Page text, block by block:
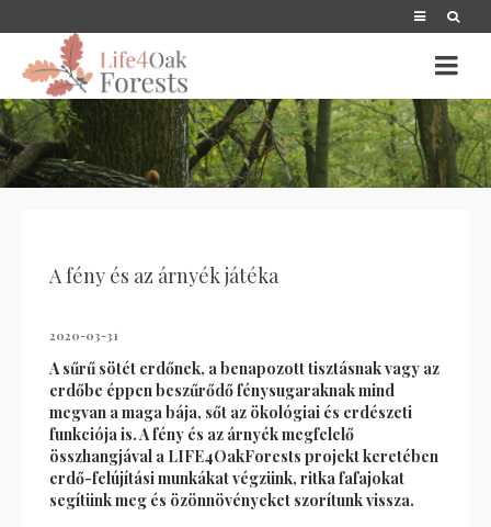
A fény és az árnyék játéka
2020-03-31
A sűrű sötét erdőnek, a benapozott tisztásnak vagy az
erdőbe éppen beszűrődő fénysugaraknak mind
megvan a maga bája, sőt az ökológiai és erdészeti
funkciója is. A fény és az árnyék megfelelő
összhangjával a LIFE4OakForests projekt keretében
erdő-felújítási munkákat végzünk, ritka fafajokat
segítünk meg és özönnövényeket szorítunk vissza.